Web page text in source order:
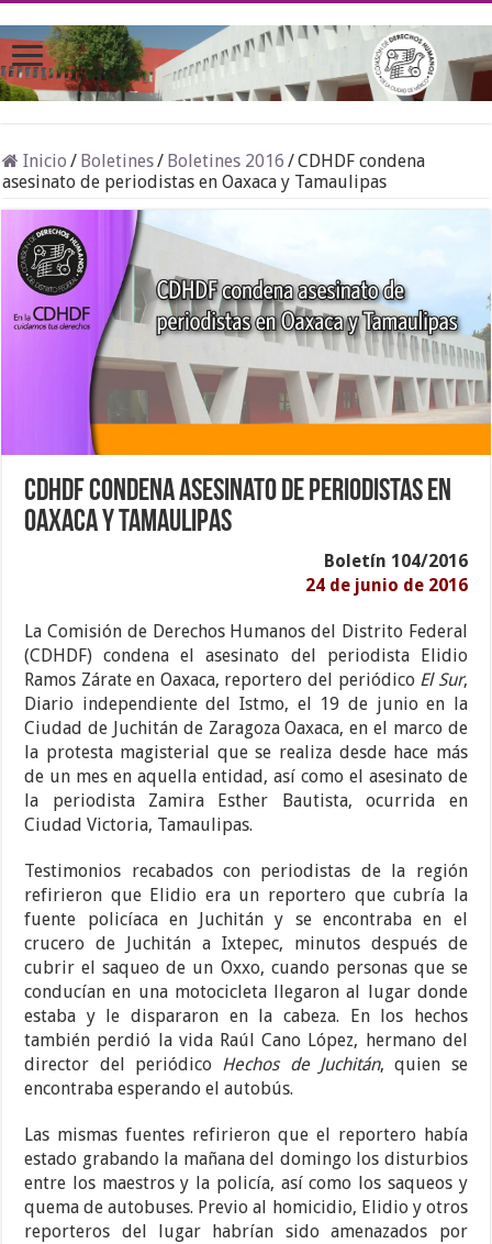
Inicio / Boletines/ Boletines 2016 /CDHDF condena
asesinato de periodistas en Oaxaca y Tamaulipas
CDHDF condena asesinato de periodistas en
Oaxaca y Tamaulipas
Boletín 104/2016
24 de junio de 2016
La Comisión de Derechos Humanos del Distrito Federal
(CDHDF) condena el asesinato del periodista Elidio
Ramos Zárate en Oaxaca, reportero del periódico El Sur,
Diario independiente del Istmo, el 19 de junio en la
Ciudad de Juchitán de Zaragoza Oaxaca, en el marco de
la protesta magisterial que se realiza desde hace más
de un mes en aquella entidad, así como el asesinato de
la periodista Zamira Esther Bautista, ocurrida en
Ciudad Victoria, Tamaulipas.
Testimonios recabados con periodistas de la región
refirieron que Elidio era un reportero que cubría la
fuente policíaca en Juchitán y se encontraba en el
crucero de Juchitán a Ixtepec, minutos después de
cubrir el saqueo de un Oxxo, cuando personas que se
conducían en una motocicleta llegaron al lugar donde
estaba y le dispararon en la cabeza. En los hechos
también perdió la vida Raúl Cano López, hermano del
director del periódico Hechos de Juchitán, quien se
encontraba esperando el autobús.
Las mismas fuentes refirieron que el reportero había
estado grabando la mañana del domingo los disturbios
entre los maestros y la policía, así como los saqueos y
quema de autobuses. Previo al homicidio, Elidio y otros
reporteros del lugar habrían sido amenazados por